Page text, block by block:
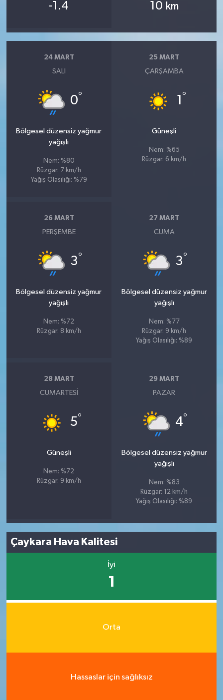
-1.4 10 km
24 MART
SALI
0°
Bölgesel düzensiz yağmur
yağışlı
Nem: %80
Rüzgar: 7 km/h
Yağış Olasılığı: %79
25 MART
ÇARŞAMBA
1 °
Güneşli
Nem: %65
Rüzgar: 6 km/h
26 MART
PERŞEMBE
3°
Bölgesel düzensiz yağmur
yağışlı
Nem: %72
Rüzgar: 8 km/h
27 MART
CUMA
3°
Bölgesel düzensiz yağmur
yağışlı
Nem: %77
Rüzgar: 9 km/h
Yağış Olasılığı: %89
28 MART
CUMARTESI
5°
Güneşli
Nem: %72
Rüzgar: 9 km/h
29 MART
PAZAR
4°
Bölgesel düzensiz yağmur
yağışlı
Nem: %83
Rüzgar: 12 km/h
Yağış Olasılığı: %89
Çaykara Hava Kalitesi
İyi
1
Orta
Hassaslar için sağlıksız